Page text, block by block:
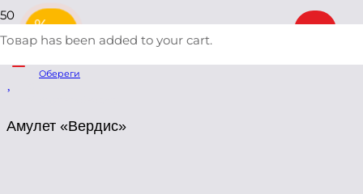
Товар has been added to your cart.
Главная
/
Каталог
Обереги
Амулет «Вердис»
%